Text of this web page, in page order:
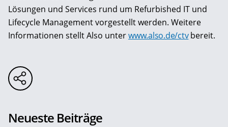
Lösungen und Services rund um Refurbished IT und
Lifecycle Management vorgestellt werden. Weitere
Informationen stellt Also unterwww.also.de/ctvbereit.
Neueste Beiträge